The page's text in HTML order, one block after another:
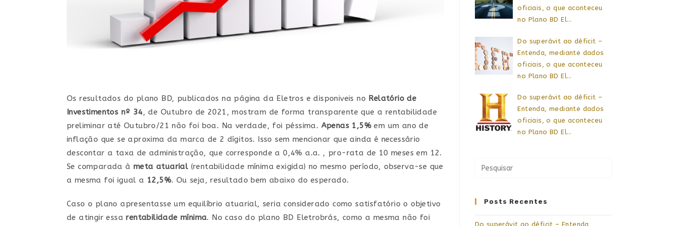
Os resultados do plano BD, publicados na página da Eletros e disponiveis no Relatório de
Investimentos nº 34, de Outubro de 2021, mostram de forma transparente que a rentabilidade
preliminar até Outubro/21 não foi boa. Na verdade, foi péssima. Apenas 1,5% em um ano de
inflação que se aproxima da marca de 2 dígitos. Isso sem mencionar que ainda é necessário
descontar a taxa de administração, que corresponde a 0,4% a.a. , pro-rata de 10 meses em 12.
Se comparada àmeta atuarial (rentabilidade mínima exigida) no mesmo período, observa-se que
a mesma foi igual a 12,5%. Ou seja, resultado bem abaixo do esperado.
Caso o plano apresentasse um equilíbrio atuarial, seria considerado como satisfatório o objetivo
de atingir essarentabilidade mínima. No caso do plano BD Eletrobrás, como a mesma não foi
oficiais, o que aconteceu
no Plano BD El…
Do superávit ao déficit –
Entenda, mediante dados
oficiais, o que aconteceu
no Plano BD El…
Do superávit ao déficit –
Entenda, mediante dados
oficiais, o que aconteceu
no Plano BD El…
Posts Recentes
Do superávit ao déficit – Entenda,